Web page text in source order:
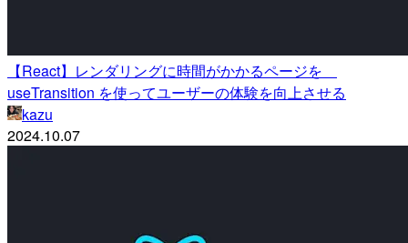
【React】レンダリングに時間がかかるページを
useTransition を使ってユーザーの体験を向上させる
kazu
2024.10.07